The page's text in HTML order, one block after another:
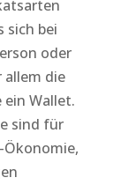
sich bei
oder
die
ein Wallet.
sind für
Ökonomie,